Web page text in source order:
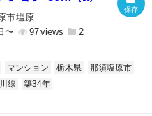
市塩原
〜
97 2
マンション 栃木県
那須塩原市
線
築34年